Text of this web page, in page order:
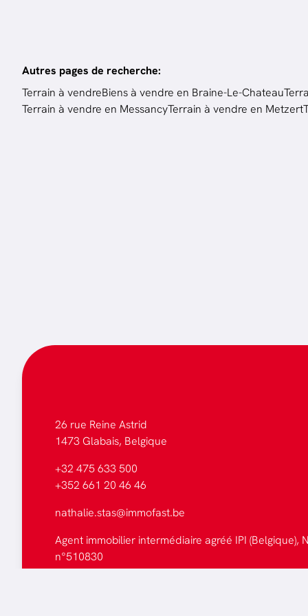
Autres pages de recherche:
Terrain à vendreBiens à vendre en Braine-Le-Chateau
Terrain à vendre en MessancyTerrain à vendre en Metzert
26 rue Reine Astrid
1473 Glabais, Belgique
+32 475 633 500
+352 661 20 46 46
nathalie.stas@immofast.be
Agent immobilier intermédiaire agréé IPI (Belgique),
n°510830